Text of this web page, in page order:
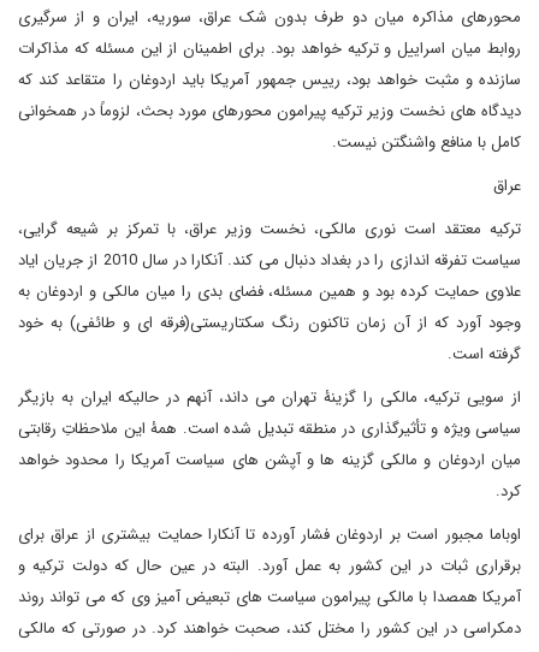
محورهای مذاکره میان دو طرف بدون شک عراق، سوریه، ایران و از سرگیری
روابط میان اسراییل و ترکیه خواهد بود. برای اطمینان از این مسئله که مذاکرات
سازنده و مثبت خواهد بود، رییس جمهور آمریکا باید اردوغان را متقاعد کند که
دیدگاه های نخست وزیر ترکیه پیرامون محورهای مورد بحث، لزوماً در همخوانی
کامل با منافع واشنگتن نیست.
عراق
ترکیه معتقد است نوری مالکی، نخست وزیر عراق، با تمرکز بر شیعه گرایی،
سیاست تفرقه اندازی را در بغداد دنبال می کند. آنکارا در سال 2010 از جریان ایاد
علاوی حمایت کرده بود و همین مسئله، فضای بدی را میان مالکی و اردوغان به
وجود آورد که از آن زمان تاکنون رنگ سکتاریستی(فرقه ای و طائفی) به خود
گرفته است.
از سویی ترکیه، مالکی را گزینۀ تهران می داند، آنهم در حالیکه ایران به بازیگر
سیاسی ویژه و تأثیرگذاری در منطقه تبدیل شده است. همۀ این ملاحظاتِ رقابتی
میان اردوغان و مالکی گزینه ها و آپشن های سیاست آمریکا را محدود خواهد
کرد.
اوباما مجبور است بر اردوغان فشار آورده تا آنکارا حمایت بیشتری از عراق برای
برقراری ثبات در این کشور به عمل آورد. البته در عین حال که دولت ترکیه و
آمریکا همصدا با مالکی پیرامون سیاست های تبعیض آمیز وی که می تواند روند
دمکراسی در این کشور را مختل کند، صحبت خواهند کرد. در صورتی که مالکی